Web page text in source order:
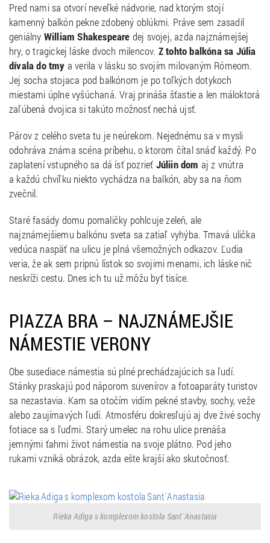
Pred nami sa otvorí neveľké nádvorie, nad ktorým stojí
kamenný balkón pekne zdobený oblúkmi. Práve sem zasadil
geniálny William Shakespeare dej svojej, azda najznámejšej
hry, o tragickej láske dvoch milencov. Z tohto balkóna sa Júlia
dívala do tmy a verila v lásku so svojím milovaným Rómeom.
Jej socha stojaca pod balkónom je po toľkých dotykoch
miestami úplne vyšúchaná. Vraj prináša šťastie a len máloktorá
zaľúbená dvojica si takúto možnosť nechá ujsť.
Párov z celého sveta tu je neúrekom. Nejednému sa v mysli
odohráva známa scéna príbehu, o ktorom čítal snáď každý. Po
zaplatení vstupného sa dá ísť pozrieť Júliin dom aj z vnútra
a každú chvíľku niekto vychádza na balkón, aby sa na ňom
zvečnil.
Staré fasády domu pomaličky pohlcuje zeleň, ale
najznámejšiemu balkónu sveta sa zatiaľ vyhýba. Tmavá ulička
vedúca naspäť na ulicu je plná všemožných odkazov. Ľudia
veria, že ak sem pripnú lístok so svojimi menami, ich láske nič
neskríži cestu. Dnes ich tu už môžu byť tisíce.
PIAZZA BRA – NAJZNÁMEJŠIE
NÁMESTIE VERONY
Obe susediace námestia sú plné prechádzajúcich sa ľudí.
Stánky praskajú pod náporom suvenírov a fotoaparáty turistov
sa nezastavia. Kam sa otočím vidím pekné stavby, sochy, veže
alebo zaujímavých ľudí. Atmosféru dokresľujú aj dve živé sochy
fotiace sa s ľuďmi. Starý umelec na rohu ulice prenáša
jemnými ťahmi život námestia na svoje plátno. Pod jeho
rukami vzniká obrázok, azda ešte krajší ako skutočnosť.
Rieka Adiga s komplexom kostola Sant´Anastasia